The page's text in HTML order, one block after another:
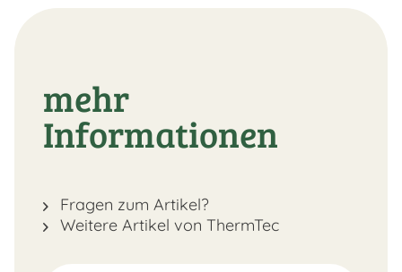
mehr
Informationen
Fragen zum Artikel?
Weitere Artikel von ThermTec